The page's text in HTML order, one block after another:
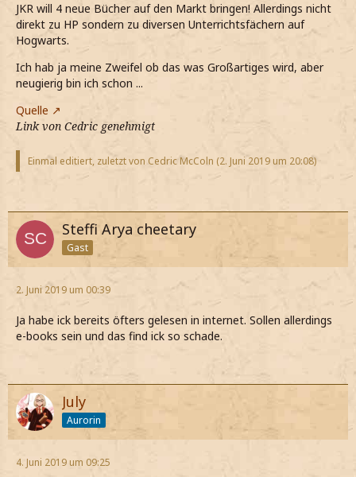
JKR will 4 neue Bücher auf den Markt bringen! Allerdings nicht
direkt zu HP sondern zu diversen Unterrichtsfächern auf
Hogwarts.
Ich hab ja meine Zweifel ob das was Großartiges wird, aber
neugierig bin ich schon ...
Quelle
Link von Cedric genehmigt
Einmal editiert, zuletzt von Cedric McColn (2. Juni 2019 um 20:08)
Steffi Arya cheetary
Gast
2. Juni 2019 um 00:39
Ja habe ick bereits öfters gelesen in internet. Sollen allerdings
e-books sein und das find ick so schade.
July
Aurorin
4. Juni 2019 um 09:25